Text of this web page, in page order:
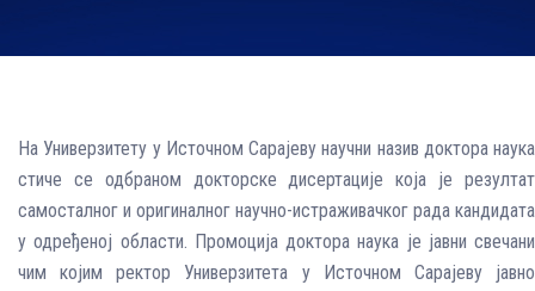
На Универзитету у Источном Сарајеву научни назив доктора наука
стиче се одбраном докторске дисертације која је резултат
самосталног и оригиналног научно-истраживачког рада кандидата
у одређеној области. Промоција доктора наука је јавни свечани
чим којим ректор Универзитета у Источном Сарајеву јавно